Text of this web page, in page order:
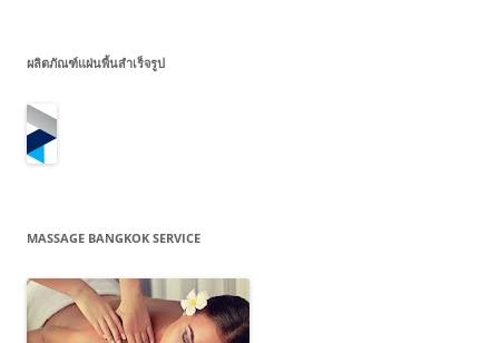
ผลิตภัณฑ์แผ่นพื้นสำเร็จรูป
MASSAGE BANGKOK SERVICE